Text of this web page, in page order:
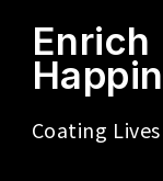
Coating